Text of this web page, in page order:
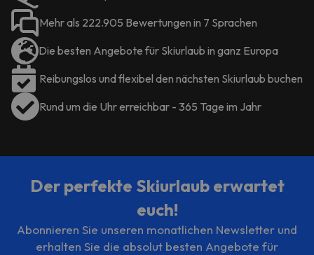
Mehr als 222.905 Bewertungen in 7 Sprachen
Die besten Angebote für Skiurlaub in ganz Europa
Reibungslos und flexibel den nächsten Skiurlaub buchen
Rund um die Uhr erreichbar - 365 Tage im Jahr
Der perfekte Skiurlaub erwartet
euch!
Abonnieren Sie unseren monatlichen Newsletter und
erhalten Sie die absolut besten Angebote für